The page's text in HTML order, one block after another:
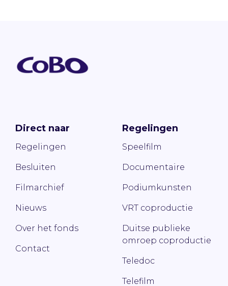
Direct naar
Regelingen
Besluiten
Filmarchief
Nieuws
Over het fonds
Contact
Regelingen
Speelfilm
Documentaire
Podiumkunsten
VRT coproductie
Duitse publieke
omroep coproductie
Teledoc
Telefilm